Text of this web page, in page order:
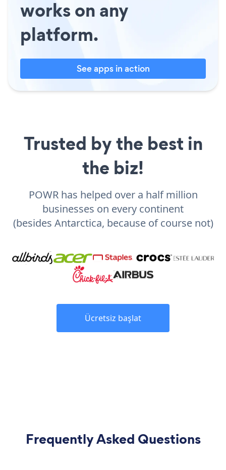
works on any
platform.
See apps in action
Trusted by the best in
the biz!
POWR has helped over a half million
businesses on every continent
(besides Antarctica, because of course not)
Ücretsiz başlat
Frequently Asked Questions